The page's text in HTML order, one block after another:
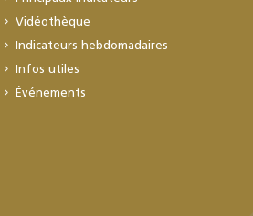
Vidéothèque
Indicateurs hebdomadaires
Infos utiles
Événements